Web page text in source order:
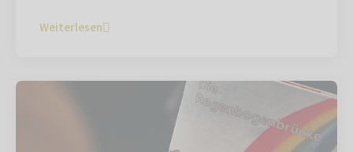
Weiterlesen